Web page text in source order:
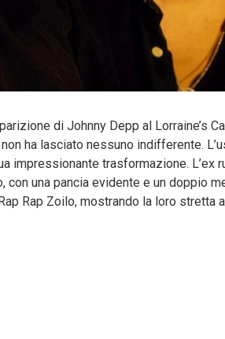
di Johnny Depp al Lorraine’s
ha lasciato nessuno indifferente.
impressionante trasformazione. L’ex
con una pancia evidente e un doppio
Rap Zoilo, mostrando la loro stretta